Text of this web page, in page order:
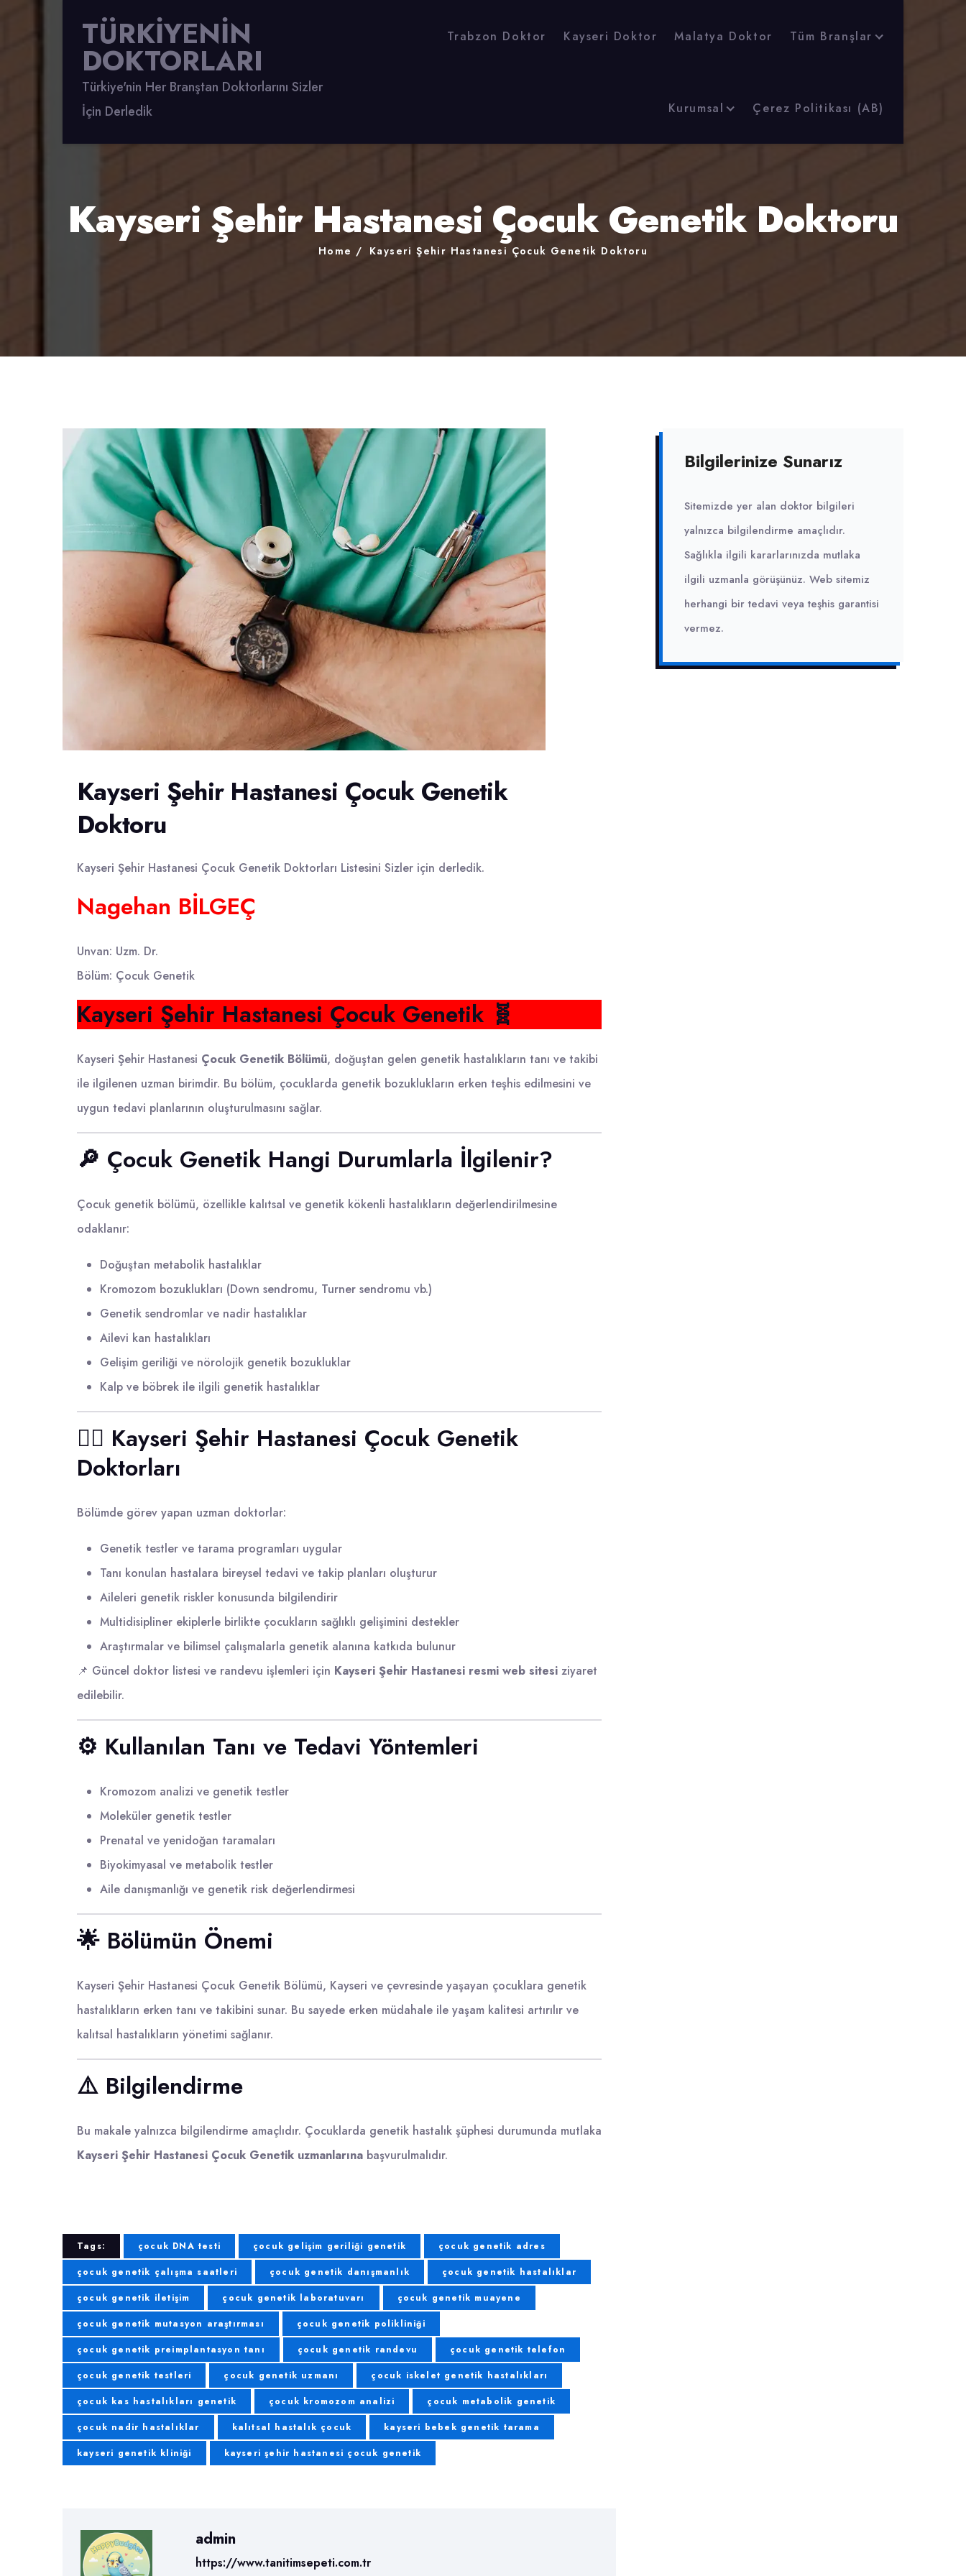
TÜRKİYENİN
DOKTORLARI
Türkiye'nin Her Branştan Doktorlarını Sizler
İçin Derledik
Trabzon Doktor Kayseri Doktor Malatya Doktor Tüm Branşlar
Kurumsal Çerez Politikası (AB)
Kayseri Şehir Hastanesi Çocuk Genetik Doktoru
Home Kayseri Şehir Hastanesi Çocuk Genetik Doktoru
Kayseri Şehir Hastanesi Çocuk Genetik
Doktoru
Kayseri Şehir Hastanesi Çocuk Genetik Doktorları Listesini Sizler için derledik.
Nagehan BİLGEÇ
Unvan: Uzm. Dr.
Bölüm: Çocuk Genetik
Kayseri Şehir Hastanesi Çocuk Genetik 🧬
Kayseri Şehir Hastanesi Çocuk Genetik Bölümü, doğuştan gelen genetik hastalıkların tanı ve takibi
ile ilgilenen uzman birimdir. Bu bölüm, çocuklarda genetik bozuklukların erken teşhis edilmesini ve
uygun tedavi planlarının oluşturulmasını sağlar.
🔎 Çocuk Genetik Hangi Durumlarla İlgilenir?
Çocuk genetik bölümü, özellikle kalıtsal ve genetik kökenli hastalıkların değerlendirilmesine
odaklanır:
Doğuştan metabolik hastalıklar
Kromozom bozuklukları (Down sendromu, Turner sendromu vb.)
Genetik sendromlar ve nadir hastalıklar
Ailevi kan hastalıkları
Gelişim geriliği ve nörolojik genetik bozukluklar
Kalp ve böbrek ile ilgili genetik hastalıklar
👩‍⚕️ Kayseri Şehir Hastanesi Çocuk Genetik
Doktorları
Bölümde görev yapan uzman doktorlar:
Genetik testler ve tarama programları uygular
Tanı konulan hastalara bireysel tedavi ve takip planları oluşturur
Aileleri genetik riskler konusunda bilgilendirir
Multidisipliner ekiplerle birlikte çocukların sağlıklı gelişimini destekler
Araştırmalar ve bilimsel çalışmalarla genetik alanına katkıda bulunur
📌 Güncel doktor listesi ve randevu işlemleri için Kayseri Şehir Hastanesi resmi web sitesi ziyaret
edilebilir.
⚙️ Kullanılan Tanı ve Tedavi Yöntemleri
Kromozom analizi ve genetik testler
Moleküler genetik testler
Prenatal ve yenidoğan taramaları
Biyokimyasal ve metabolik testler
Aile danışmanlığı ve genetik risk değerlendirmesi
🌟 Bölümün Önemi
Kayseri Şehir Hastanesi Çocuk Genetik Bölümü, Kayseri ve çevresinde yaşayan çocuklara genetik
hastalıkların erken tanı ve takibini sunar. Bu sayede erken müdahale ile yaşam kalitesi artırılır ve
kalıtsal hastalıkların yönetimi sağlanır.
⚠️ Bilgilendirme
Bu makale yalnızca bilgilendirme amaçlıdır. Çocuklarda genetik hastalık şüphesi durumunda mutlaka
Kayseri Şehir Hastanesi Çocuk Genetik uzmanlarına başvurulmalıdır.
Tags: çocuk DNA testi çocuk gelişim geriliği genetik
çocuk genetik adres
çocuk genetik çalışma saatleri
çocuk genetik danışmanlık
çocuk genetik hastalıklar
çocuk genetik iletişim
çocuk genetik laboratuvarı
çocuk genetik muayene
çocuk genetik mutasyon araştırması
çocuk genetik polikliniği
çocuk genetik preimplantasyon tanı
çocuk genetik randevu
çocuk genetik telefon
çocuk genetik testleri
çocuk genetik uzmanı
çocuk iskelet genetik hastalıkları
çocuk kas hastalıkları genetik
çocuk kromozom analizi
çocuk metabolik genetik
çocuk nadir hastalıklar
kalıtsal hastalık çocuk
kayseri bebek genetik tarama
kayseri genetik kliniği
kayseri şehir hastanesi çocuk genetik
admin
https://www.tanitimsepeti.com.tr
Bilgilerinize Sunarız
Sitemizde yer alan doktor bilgileri
yalnızca bilgilendirme amaçlıdır.
Sağlıkla ilgili kararlarınızda mutlaka
ilgili uzmanla görüşünüz. Web sitemiz
herhangi bir tedavi veya teşhis garantisi
vermez.